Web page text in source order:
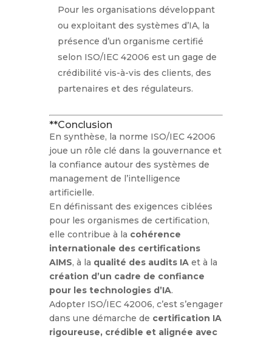
Pour les organisations développant
ou exploitant des systèmes d’IA, la
présence d’un organisme certifié
selon ISO/IEC 42006 est un gage de
crédibilité vis-à-vis des clients, des
partenaires et des régulateurs.
**Conclusion
En synthèse, la norme ISO/IEC 42006
joue un rôle clé dans la gouvernance et
la confiance autour des systèmes de
management de l’intelligence
artificielle.
En définissant des exigences ciblées
pour les organismes de certification,
elle contribue à la cohérence
internationale des certifications
AIMS, à la qualité des audits IAet à la
création d’un cadre de confiance
pour les technologies d’IA.
Adopter ISO/IEC 42006, c’est s’engager
dans une démarche de certification IA
rigoureuse, crédible et alignée avec